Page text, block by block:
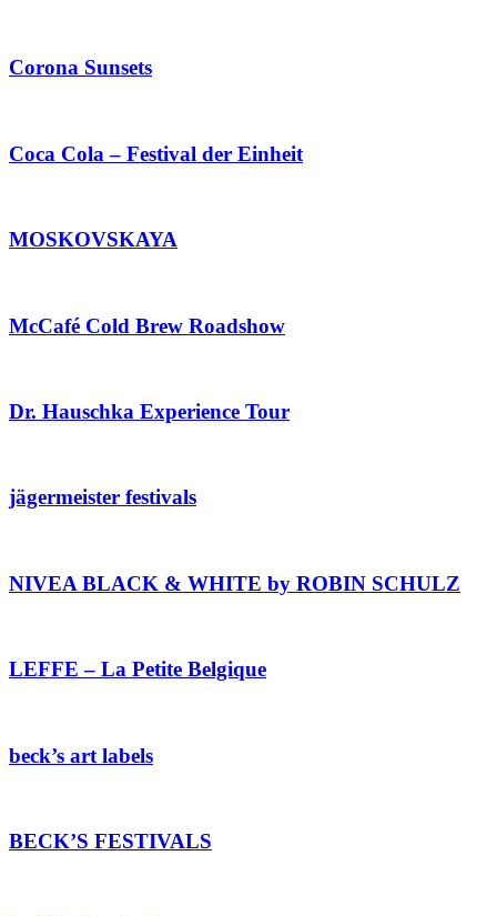
Corona Sunsets
Coca Cola – Festival der Einheit
MOSKOVSKAYA
McCafé Cold Brew Roadshow
Dr. Hauschka Experience Tour
jägermeister festivals
NIVEA BLACK & WHITE by ROBIN SCHULZ
LEFFE – La Petite Belgique
beck’s art labels
BECK’S FESTIVALS